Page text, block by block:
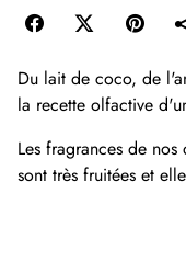
Du lait de coco, de
la recette olfactive
Les fragrances de
sont très fruitées et